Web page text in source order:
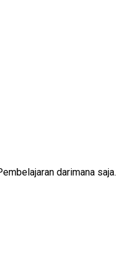
darimana saja.